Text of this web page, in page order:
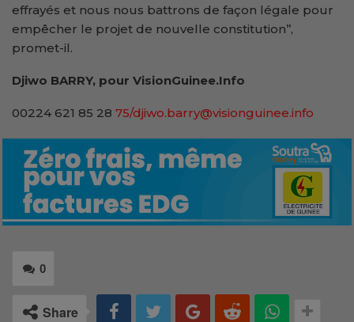
effrayés et nous nous battrons de façon légale pour
empêcher le projet de nouvelle constitution’’,
promet-il.
Djiwo BARRY, pour VisionGuinee.Info
00224 621 85 28 75/djiwo.barry@visionguinee.info
0
Share